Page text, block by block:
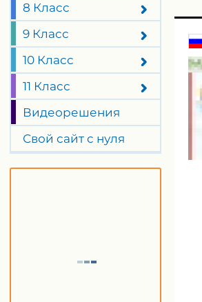
8 Класс
9 Класс
10 Класс
11 Класс
Видеорешения
Свой сайт с нуля